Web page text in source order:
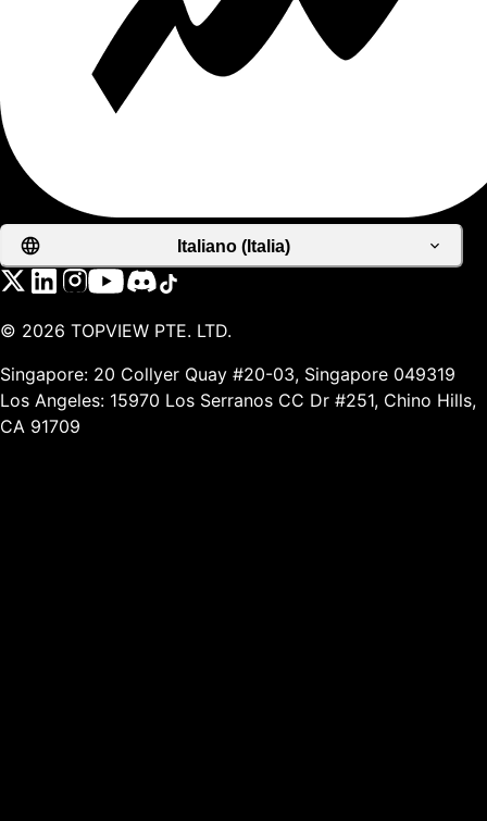
Italiano (Italia)
© 2026 TOPVIEW PTE. LTD.
Singapore: 20 Collyer Quay #20-03, Singapore 049319
Los Angeles: 15970 Los Serranos CC Dr #251, Chino Hills,
CA 91709